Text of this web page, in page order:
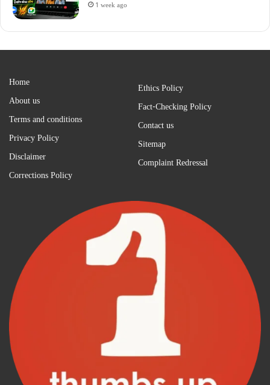
1 week ago
Home
About us
Terms and conditions
Privacy Policy
Disclaimer
Corrections Policy
Ethics Policy
Fact-Checking Policy
Contact us
Sitemap
Complaint Redressal